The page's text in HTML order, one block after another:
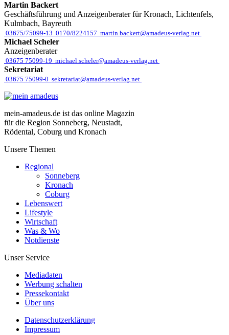
Martin Backert
Geschäftsführung und Anzeigenberater für Kronach, Lichtenfels,
Kulmbach, Bayreuth
03675/75099-13 0170/8224157 martin.backert@amadeus-verlag.net
Michael Scheler
Anzeigenberater
03675 75099-19 michael.scheler@amadeus-verlag.net
Sekretariat
03675 75099-0 sekretariat@amadeus-verlag.net
mein-amadeus.de ist das online Magazin
für die Region Sonneberg, Neustadt,
Rödental, Coburg und Kronach
Unsere Themen
Regional
Sonneberg
Kronach
Coburg
Lebenswert
Lifestyle
Wirtschaft
Was & Wo
Notdienste
Unser Service
Mediadaten
Werbung schalten
Pressekontakt
Über uns
Datenschutzerklärung
Impressum